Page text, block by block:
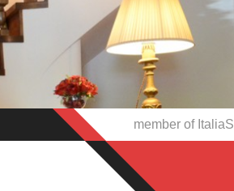
member of